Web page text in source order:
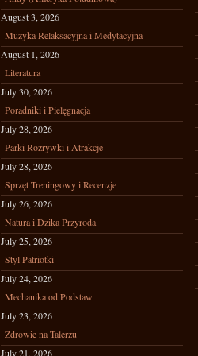
August 3, 2026
Muzyka Relaksacyjna i Medytacyjna
August 1, 2026
Literatura
July 30, 2026
Poradniki i Pielęgnacja
July 28, 2026
Parki Rozrywki i Atrakcje
July 28, 2026
Sprzęt Treningowy i Recenzje
July 26, 2026
Natura i Dzika Przyroda
July 25, 2026
Styl Patriotki
July 24, 2026
Mechanika od Podstaw
July 23, 2026
Zdrowie na Talerzu
July 21, 2026